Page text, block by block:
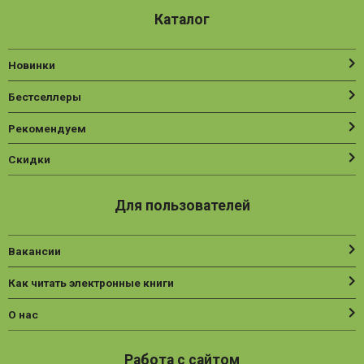
Каталог
Новинки
Бестселлеры
Рекомендуем
Скидки
Для пользователей
Вакансии
Как читать электронные книги
О нас
Работа с сайтом